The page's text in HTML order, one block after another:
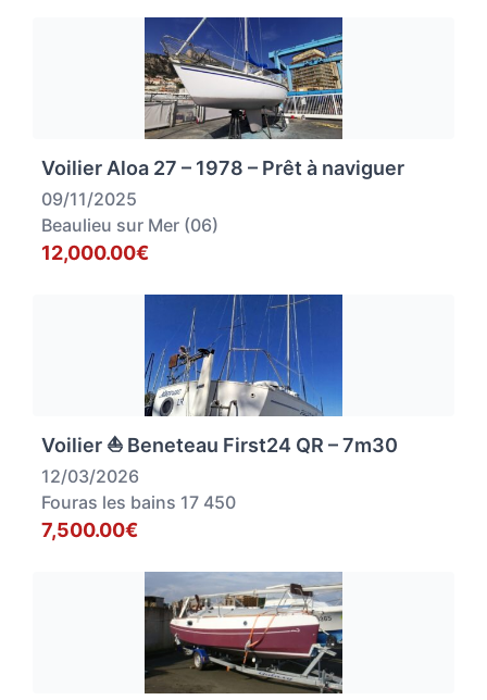
Voilier Aloa 27 – 1978 – Prêt à naviguer
09/11/2025
Beaulieu sur Mer (06)
12,000.00€
Voilier ⛵ Beneteau First24 QR – 7m30
12/03/2026
Fouras les bains 17 450
7,500.00€